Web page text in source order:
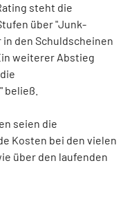
steht die
über "Junk-
den Schuldscheinen
weiterer Abstieg
beließ.
seien die
Kosten bei den vielen
über den laufenden